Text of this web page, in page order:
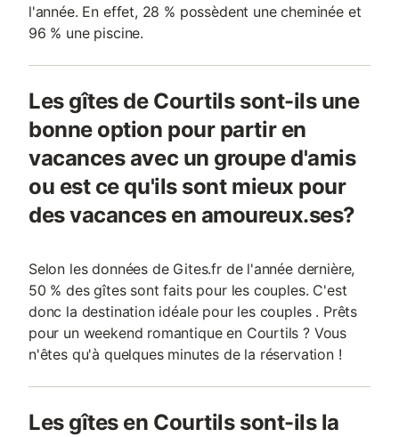
l'année. En effet, 28 % possèdent une cheminée et
96 % une piscine.
Les gîtes de Courtils sont-ils une
bonne option pour partir en
vacances avec un groupe d'amis
ou est ce qu'ils sont mieux pour
des vacances en amoureux.ses?
Selon les données de Gites.fr de l'année dernière,
50 % des gîtes sont faits pour les couples. C'est
donc la destination idéale pour les couples . Prêts
pour un weekend romantique en Courtils ? Vous
n'êtes qu'à quelques minutes de la réservation !
Les gîtes en Courtils sont-ils la